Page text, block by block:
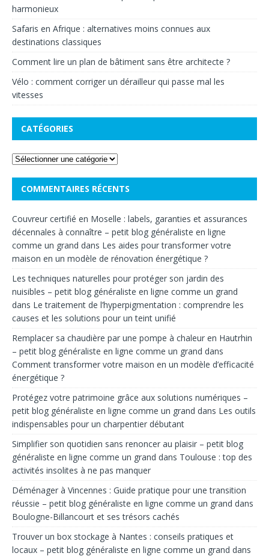
harmonieux
Safaris en Afrique : alternatives moins connues aux
destinations classiques
Comment lire un plan de bâtiment sans être architecte ?
Vélo : comment corriger un dérailleur qui passe mal les
vitesses
CATÉGORIES
COMMENTAIRES RÉCENTS
Couvreur certifié en Moselle : labels, garanties et assurances
décennales à connaître – petit blog généraliste en ligne
comme un grand dans Les aides pour transformer votre
maison en un modèle de rénovation énergétique ?
Les techniques naturelles pour protéger son jardin des
nuisibles – petit blog généraliste en ligne comme un grand
dans Le traitement de l’hyperpigmentation : comprendre les
causes et les solutions pour un teint unifié
Remplacer sa chaudière par une pompe à chaleur en Hautrhin
– petit blog généraliste en ligne comme un grand dans
Comment transformer votre maison en un modèle d’efficacité
énergétique ?
Protégez votre patrimoine grâce aux solutions numériques –
petit blog généraliste en ligne comme un grand dans Les outils
indispensables pour un charpentier débutant
Simplifier son quotidien sans renoncer au plaisir – petit blog
généraliste en ligne comme un grand dans Toulouse : top des
activités insolites à ne pas manquer
Déménager à Vincennes : Guide pratique pour une transition
réussie – petit blog généraliste en ligne comme un grand dans
Boulogne-Billancourt et ses trésors cachés
Trouver un box stockage à Nantes : conseils pratiques et
locaux – petit blog généraliste en ligne comme un grand dans